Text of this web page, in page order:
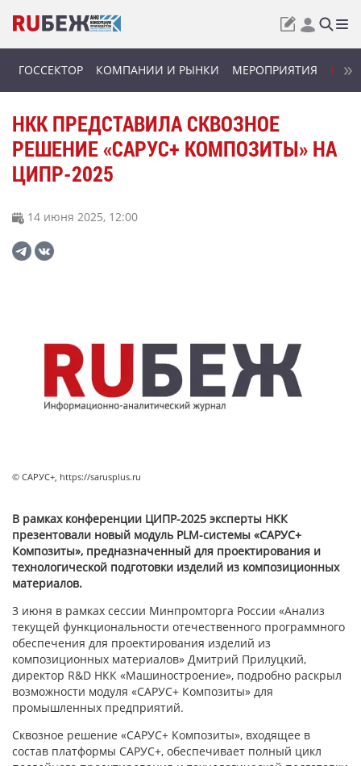
ГОССЕКТОР КОМПАНИИ И РЫНКИ МЕРОПРИЯТИЯ
НКК ПРЕДСТАВИЛА СКВОЗНОЕ
РЕШЕНИЕ «САРУС+ КОМПОЗИТЫ» НА
ЦИПР-2025
14 июня 2025, 12:00
© САРУС+, https://sarusplus.ru
В рамках конференции ЦИПР-2025 эксперты НКК
презентовали новый модуль PLM-системы «САРУС+
Композиты», предназначенный для проектирования и
технологической подготовки изделий из композиционных
материалов.
3 июня в рамках сессии Минпромторга России «Анализ
текущей функциональности отечественного программного
обеспечения для проектирования изделий из
композиционных материалов» Дмитрий Прилуцкий,
директор R&D НКК «Машиностроение», подробно раскрыл
возможности модуля «САРУС+ Композиты» для
промышленных предприятий.
Сквозное решение «САРУС+ Композиты», входящее в
состав платформы САРУС+, обеспечивает полный цикл